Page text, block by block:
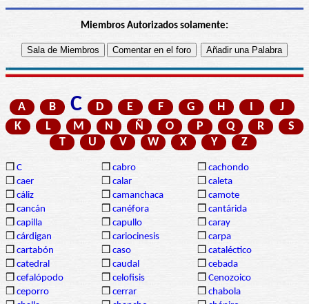
Miembros Autorizados solamente:
A B C D E F G H I
J
K
L M N Ñ O P Q R
S
T
U V W X Y Z
❒ C ❒ cabro ❒ cachondo
❒ caer ❒ calar ❒ caleta
❒ cáliz ❒ camanchaca ❒ camote
❒ cancán ❒ canéfora ❒ cantárida
❒ capilla ❒ capullo ❒ caray
❒ cárdigan ❒ cariocinesis ❒ carpa
❒ cartabón ❒ caso ❒ cataléctico
❒ catedral ❒ caudal ❒ cebada
❒ cefalópodo ❒ celofisis ❒ Cenozoico
❒ ceporro ❒ cerrar ❒ chabola